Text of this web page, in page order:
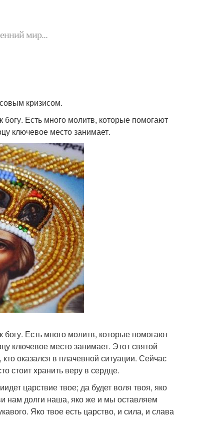
мир...
кризисом.
Есть много молитв, которые помогают
ключевое место занимает.
Есть много молитв, которые помогают
ключевое место занимает. Этот святой
оказался в плачевной ситуации. Сейчас
стоит хранить веру в сердце.
царствие твое; да будет воля твоя, яко
нам долги наша, яко же и мы оставляем
Яко твое есть царство, и сила, и слава